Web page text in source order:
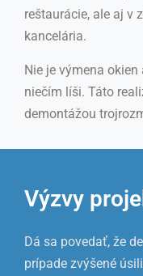
reštaurácie, ale aj v
kancelária.
Nie je výmena
niečím líši. Táto
demontážou
Výzvy
Dá sa povedať, že
prípade zvýšené